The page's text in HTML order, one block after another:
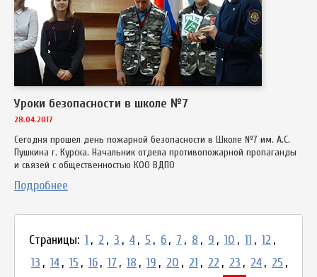
Уроки безопасности в школе №7
28.04.2017
Сегодня прошел день пожарной безопасности в Школе №7 им. А.С.
Пушкина г. Курска. Начальник отдела противопожарной пропаганды
и связей с общественностью КОО ВДПО
Подробнее
Страницы: 1 , 2 , 3 , 4, 5 , 6, 7 , 8 , 9 , 10 , 11 , 12 ,
13 , 14, 15 , 16, 17 , 18 , 19 , 20 , 21 , 22 , 23 , 24, 25 ,